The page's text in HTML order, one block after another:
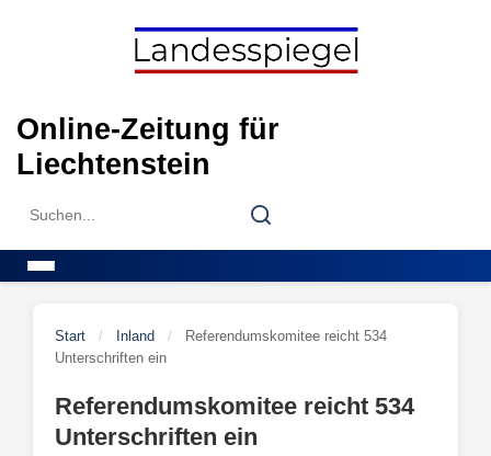
Online-Zeitung für
Liechtenstein
Search
Search
Start / Inland /
Referendumskomitee reicht 534
Unterschriften ein
Referendumskomitee reicht 534
Unterschriften ein